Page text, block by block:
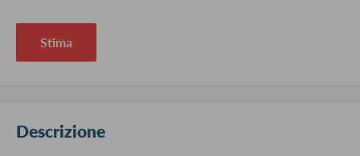
Stima
Descrizione